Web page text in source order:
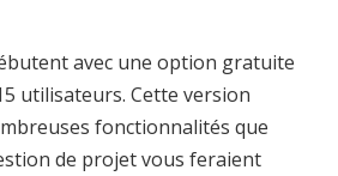
avec une option gratuite
utilisateurs. Cette version
fonctionnalités que
de projet vous feraient